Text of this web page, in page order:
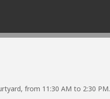
from 11:30 AM to 2:30 PM.